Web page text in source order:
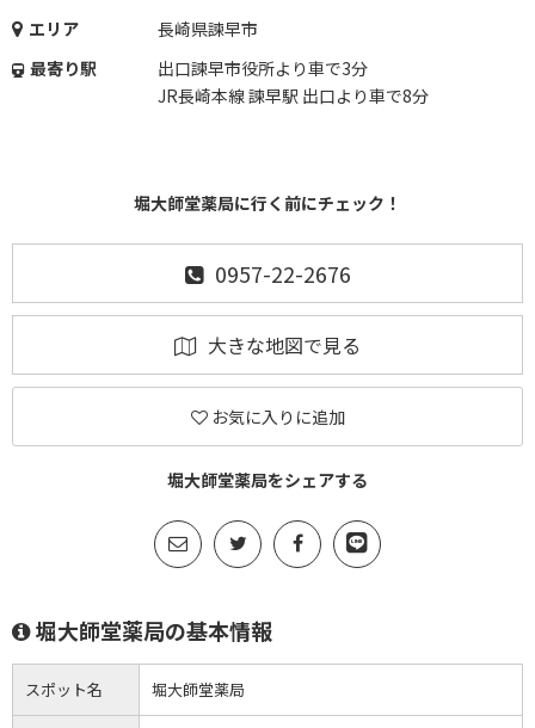
エリア
長崎県諫早市
最寄り駅
出口諫早市役所より車で3分
JR長崎本線 諫早駅 出口より車で8分
堀大師堂薬局に行く前にチェック！
0957-22-2676
大きな地図で見る
お気に入りに追加
堀大師堂薬局をシェアする
堀大師堂薬局の基本情報
スポット名 堀大師堂薬局